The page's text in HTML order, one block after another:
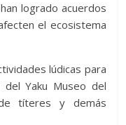
logrado acuerdos
el ecosistema
lúdicas para
Yaku Museo del
títeres y demás